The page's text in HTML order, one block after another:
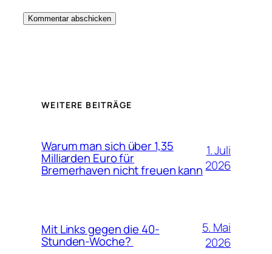
WEITERE BEITRÄGE
Warum man sich über 1,35
Milliarden Euro für
Bremerhaven nicht freuen kann
1. Juli
2026
Mit Links gegen die 40-
Stunden-Woche?
5. Mai
2026